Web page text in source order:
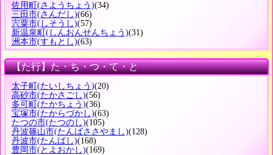
佐用町 (さようちょう)(34)
三田市(さんだし)(66)
宍粟市(しそうし)(57)
新温泉町 (しんおんせんちょう)(31)
洲本市(すもとし)(63)
【た行】た・ち・つ・て・と
太子町 (たいしちょう)(20)
高砂市(たかさごし)(56)
多可町 (たかちょう)(36)
宝塚市(たからづかし)(63)
たつの市(たつのし)(105)
丹波篠山市(たんばささやまし)(128)
丹波市(たんばし)(168)
豊岡市(とよおかし)(169)